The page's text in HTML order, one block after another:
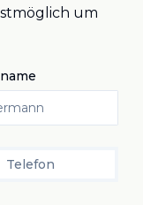
um
Telefon